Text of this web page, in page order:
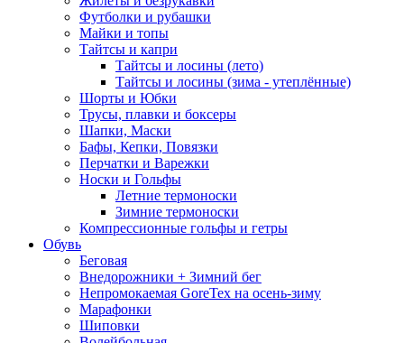
Футболки и рубашки
Майки и топы
Тайтсы и капри
Тайтсы и лосины (лето)
Тайтсы и лосины (зима - утеплённые)
Шорты и Юбки
Трусы, плавки и боксеры
Шапки, Маски
Бафы, Кепки, Повязки
Перчатки и Варежки
Носки и Гольфы
Летние термоноски
Зимние термоноски
Компрессионные гольфы и гетры
Обувь
Беговая
Внедорожники + Зимний бег
Непромокаемая GoreTex на осень-зиму
Марафонки
Шиповки